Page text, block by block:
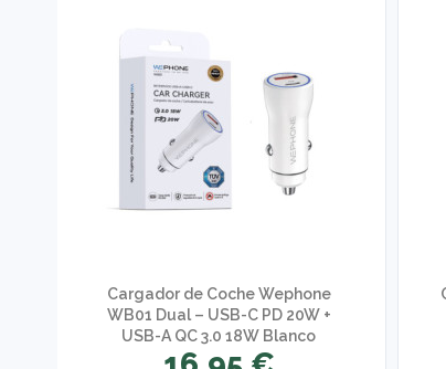
Cargador de Coche Wephone
WB01 Dual – USB-C PD 20W +
USB-A QC 3.0 18W Blanco